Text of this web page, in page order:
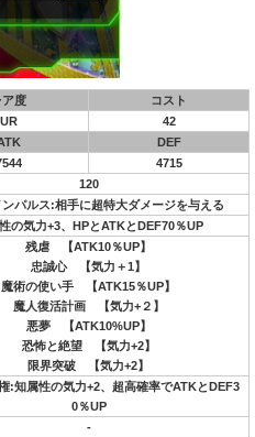
ア度
コスト
UR
42
DEF
4715
120
ンパルス:相手に超特大ダメージを与える
の気力+3、HPとATKとDEF70％UP
残虐 【ATK10％UP】
忠誠心 【気力＋1】
魔術の使い手 【ATK15％UP】
魔人復活計画 【気力+２】
悪夢 【ATK10%UP】
恐怖と絶望 【気力+2】
限界突破 【気力+2】
:知属性の気力+2、超高確率でATKとDEF3
0％UP
‐